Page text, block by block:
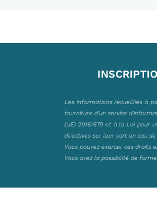
Les informations recueillies à
fourniture d’un service
(UE) 2016/679 et à la Loi pour
directives sur leur sort en cas de
Vous pouvez exercer ces droits
Vous avez la possibilité de